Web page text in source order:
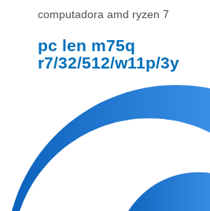
computadora amd ryzen 7
pc len m75q
r7/32/512/w11p/3y